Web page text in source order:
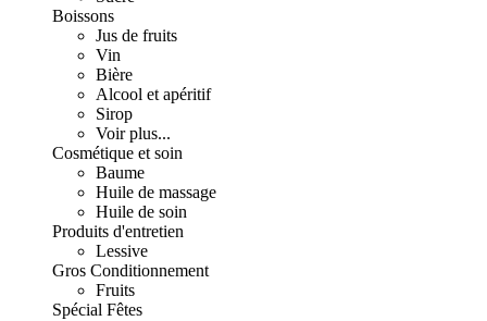
Boissons
Jus de fruits
Vin
Bière
Alcool et apéritif
Sirop
Voir plus...
Cosmétique et soin
Baume
Huile de massage
Huile de soin
Produits d'entretien
Lessive
Gros Conditionnement
Fruits
Spécial Fêtes